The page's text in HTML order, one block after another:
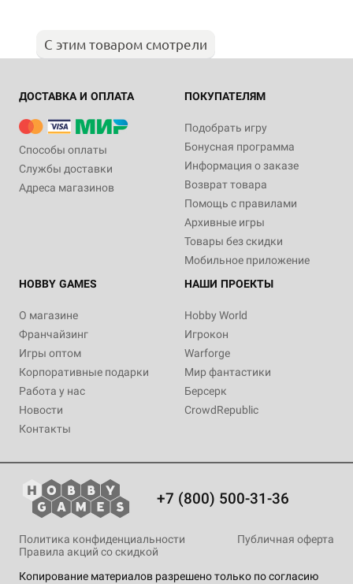
С этим товаром смотрели
ДОСТАВКА И ОПЛАТА
Способы оплаты
Службы доставки
Адреса магазинов
ПОКУПАТЕЛЯМ
Подобрать игру
Бонусная программа
Информация о заказе
Возврат товара
Помощь с правилами
Архивные игры
Товары без скидки
Мобильное приложение
HOBBY GAMES
О магазине
Франчайзинг
Игры оптом
Корпоративные подарки
Работа у нас
Новости
Контакты
НАШИ ПРОЕКТЫ
Hobby World
Игрокон
Warforge
Мир фантастики
Берсерк
CrowdRepublic
+7 (800) 500-31-36
Копирование материалов разрешено только по согласию
Политика конфиденциальности
Публичная оферта
Правила акций со скидкой